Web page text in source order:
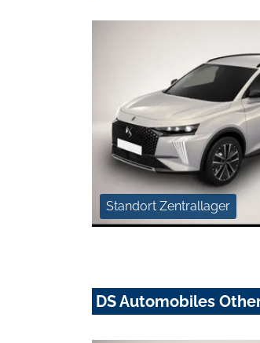
Standort Zentrallager
DS Automobiles